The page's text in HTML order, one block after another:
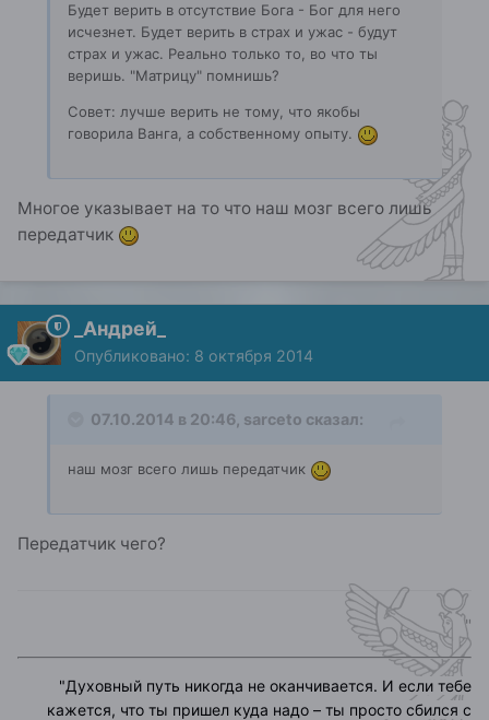
Будет верить в отсутствие Бога - Бог для него
исчезнет. Будет верить в страх и ужас - будут
страх и ужас. Реально только то, во что ты
веришь. "Матрицу" помнишь?
Совет: лучше верить не тому, что якобы
говорила Ванга, а собственному опыту.
Многое указывает на то что наш мозг всего лишь
передатчик
_Андрей_
Опубликовано: 8 октября 2014
07.10.2014 в 20:46, sarceto сказал:
наш мозг всего лишь передатчик
Передатчик чего?
"
"Духовный путь никогда не оканчивается. И если тебе
кажется, что ты пришел куда надо – ты просто сбился с